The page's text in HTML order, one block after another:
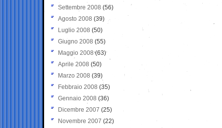
Settembre 2008 (56)
Agosto 2008 (39)
Luglio 2008 (50)
Giugno 2008 (55)
Maggio 2008(63)
Aprile 2008 (50)
Marzo 2008 (39)
Febbraio 2008 (35)
Gennaio 2008 (36)
Dicembre 2007 (25)
Novembre 2007 (22)